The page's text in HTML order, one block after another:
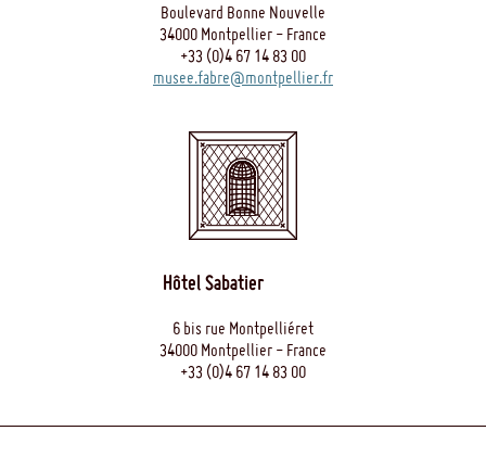
Boulevard Bonne Nouvelle
34000 Montpellier - France
+33 (0)4 67 14 83 00
musee.fabre@montpellier.fr
Hôtel Sabatier
6 bis rue Montpelliéret
34000 Montpellier - France
+33 (0)4 67 14 83 00